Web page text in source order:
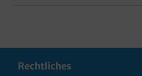
Rechtliches